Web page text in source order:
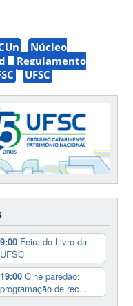
Núcleo
Regulamento
UFSC
9:00 Feira do Livro da
UFSC
19:00Cine paredão:
programação de rec...